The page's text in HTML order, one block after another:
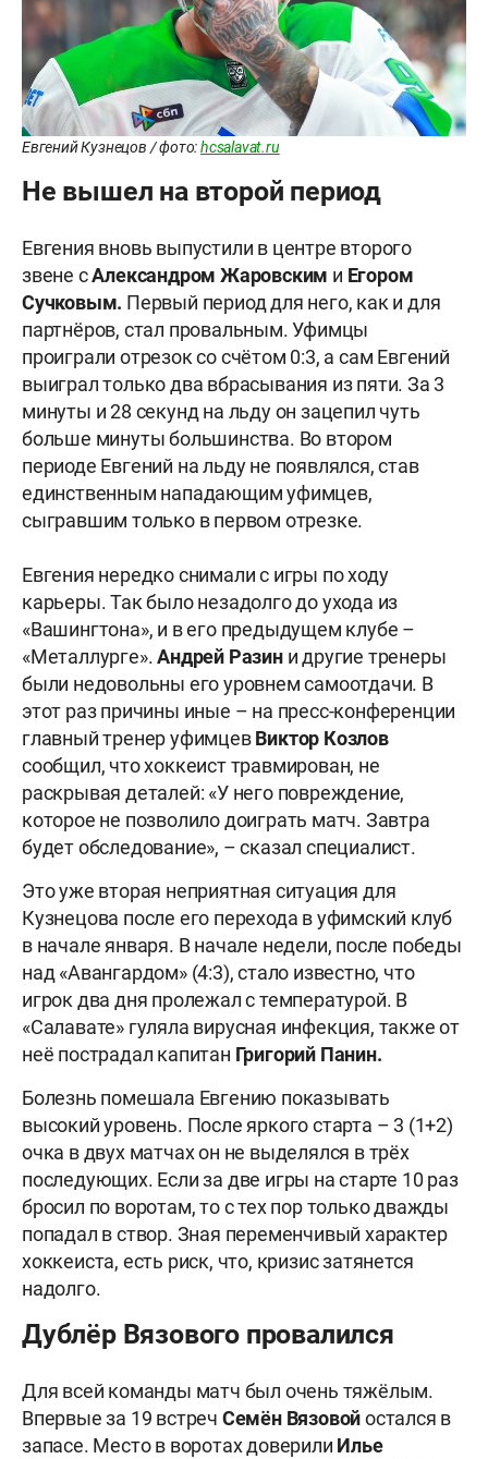
Евгений Кузнецов / фото:hcsalavat.ru
Не вышел на второй период
Евгения вновь выпустили в центре второго
звене сАлександром Жаровским и Егором
Сучковым. Первый период для него, как и для
партнёров, стал провальным. Уфимцы
проиграли отрезок со счётом 0:3, а сам Евгений
выиграл только два вбрасывания из пяти. За 3
минуты и 28 секунд на льду он зацепил чуть
больше минуты большинства. Во втором
периоде Евгений на льду не появлялся, став
единственным нападающим уфимцев,
сыгравшим только в первом отрезке.
Евгения нередко снимали с игры по ходу
карьеры. Так было незадолго до ухода из
«Вашингтона», и в его предыдущем клубе –
«Металлурге».Андрей Разин и другие тренеры
были недовольны его уровнем самоотдачи. В
этот раз причины иные – на пресс-конференции
главный тренер уфимцевВиктор Козлов
сообщил, что хоккеист травмирован, не
раскрывая деталей: «У него повреждение,
которое не позволило доиграть матч. Завтра
будет обследование», – сказал специалист.
Это уже вторая неприятная ситуация для
Кузнецова после его перехода в уфимский клуб
в начале января. В начале недели, после победы
над «Авангардом» (4:3), стало известно, что
игрок два дня пролежал с температурой. В
«Салавате» гуляла вирусная инфекция, также от
неё пострадал капитан Григорий Панин.
Болезнь помешала Евгению показывать
высокий уровень. После яркого старта – 3 (1+2)
очка в двух матчах он не выделялся в трёх
последующих. Если за две игры на старте 10 раз
бросил по воротам, то с тех пор только дважды
попадал в створ. Зная переменчивый характер
хоккеиста, есть риск, что, кризис затянется
надолго.
Дублёр Вязового провалился
Для всей команды матч был очень тяжёлым.
Впервые за 19 встреч Семён Вязовойостался в
запасе. Место в воротах доверили Илье